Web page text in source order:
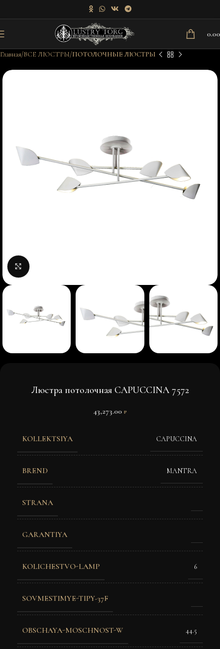
Главная ВСЕ ЛЮСТРЫ ПОТОЛОЧНЫЕ ЛЮСТРЫ
Нажмите, чтобы увеличить изображение
Люстра потолочная CAPUCCINA 7572
43,273.00 ₽
KOLLEKTSIYA CAPUCCINA
BREND MANTRA
STRANA
GARANTIYA
KOLICHESTVO-LAMP 6
SOVMESTIMYE-TIPY-37F
OBSCHAYA-MOSCHNOST-W 44.5